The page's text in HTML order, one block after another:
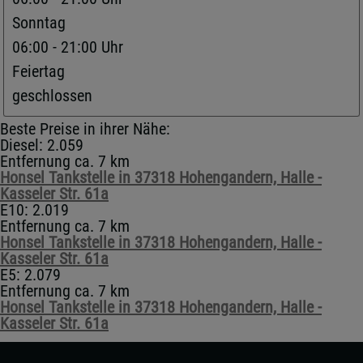
Sonntag
06:00 - 21:00 Uhr
Feiertag
geschlossen
Beste Preise in ihrer Nähe:
Diesel: 2.059
Entfernung ca. 7 km
Honsel Tankstelle in 37318 Hohengandern, Halle -
Kasseler Str. 61a
E10: 2.019
Entfernung ca. 7 km
Honsel Tankstelle in 37318 Hohengandern, Halle -
Kasseler Str. 61a
E5: 2.079
Entfernung ca. 7 km
Honsel Tankstelle in 37318 Hohengandern, Halle -
Kasseler Str. 61a